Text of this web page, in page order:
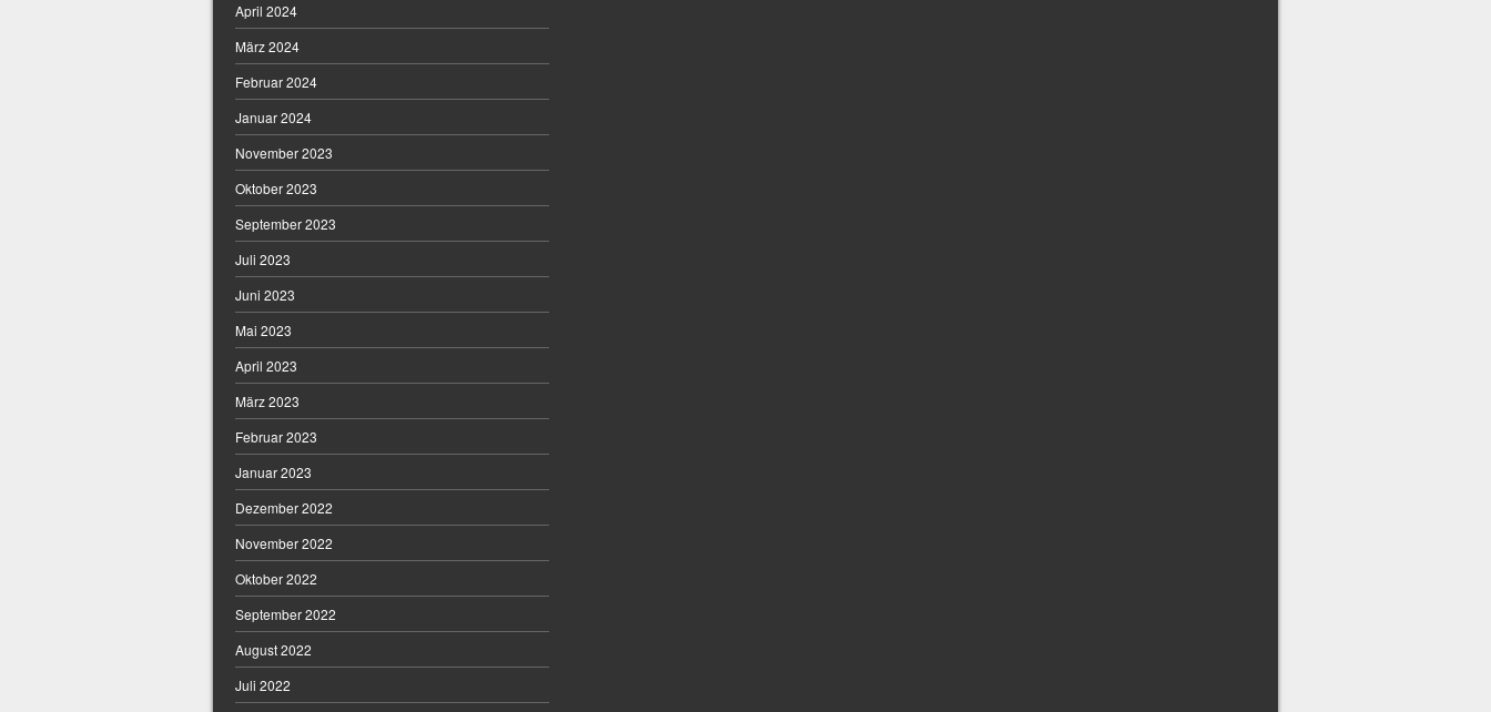
April 2024
März 2024
Februar 2024
Januar 2024
November 2023
Oktober 2023
September 2023
Juli 2023
Juni 2023
Mai 2023
April 2023
März 2023
Februar 2023
Januar 2023
Dezember 2022
November 2022
Oktober 2022
September 2022
August 2022
Juli 2022